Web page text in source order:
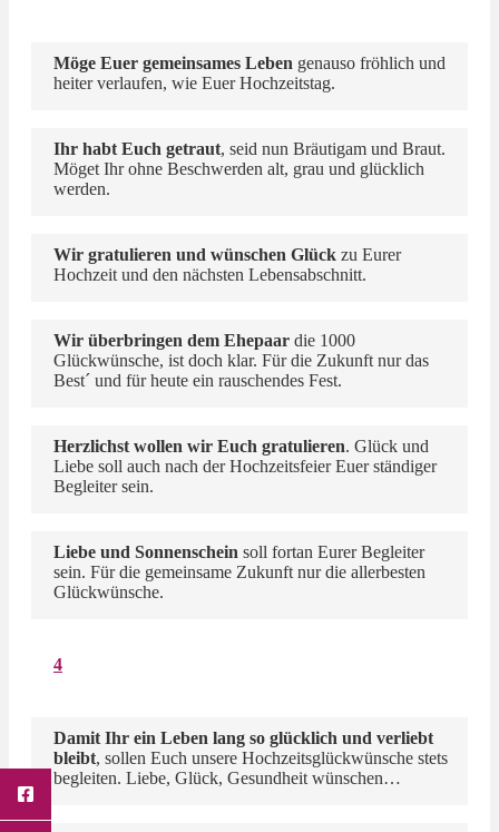
Möge Euer gemeinsames Leben genauso fröhlich und
heiter verlaufen, wie Euer Hochzeitstag.
Ihr habt Euch getraut, seid nun Bräutigam und Braut.
Möget Ihr ohne Beschwerden alt, grau und glücklich
werden.
Wir gratulieren und wünschen Glück zu Eurer
Hochzeit und den nächsten Lebensabschnitt.
Wir überbringen dem Ehepaar die 1000
Glückwünsche, ist doch klar. Für die Zukunft nur das
Best´ und für heute ein rauschendes Fest.
Herzlichst wollen wir Euch gratulieren. Glück und
Liebe soll auch nach der Hochzeitsfeier Euer ständiger
Begleiter sein.
Liebe und Sonnenschein soll fortan Eurer Begleiter
sein. Für die gemeinsame Zukunft nur die allerbesten
Glückwünsche.
4
Damit Ihr ein Leben lang so glücklich und verliebt
bleibt, sollen Euch unsere Hochzeitsglückwünsche stets
begleiten. Liebe, Glück, Gesundheit wünschen…